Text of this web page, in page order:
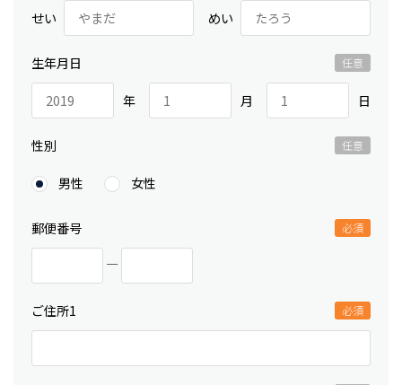
せい めい
生年月日
年 月 日
性別
男性 女性
郵便番号
―
ご住所1